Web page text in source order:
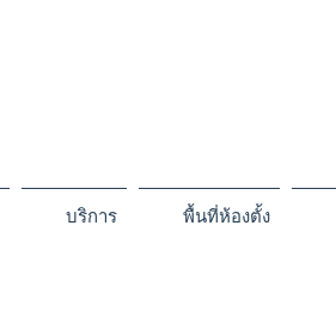
บริการ พื้นที่ห้องตั้ง